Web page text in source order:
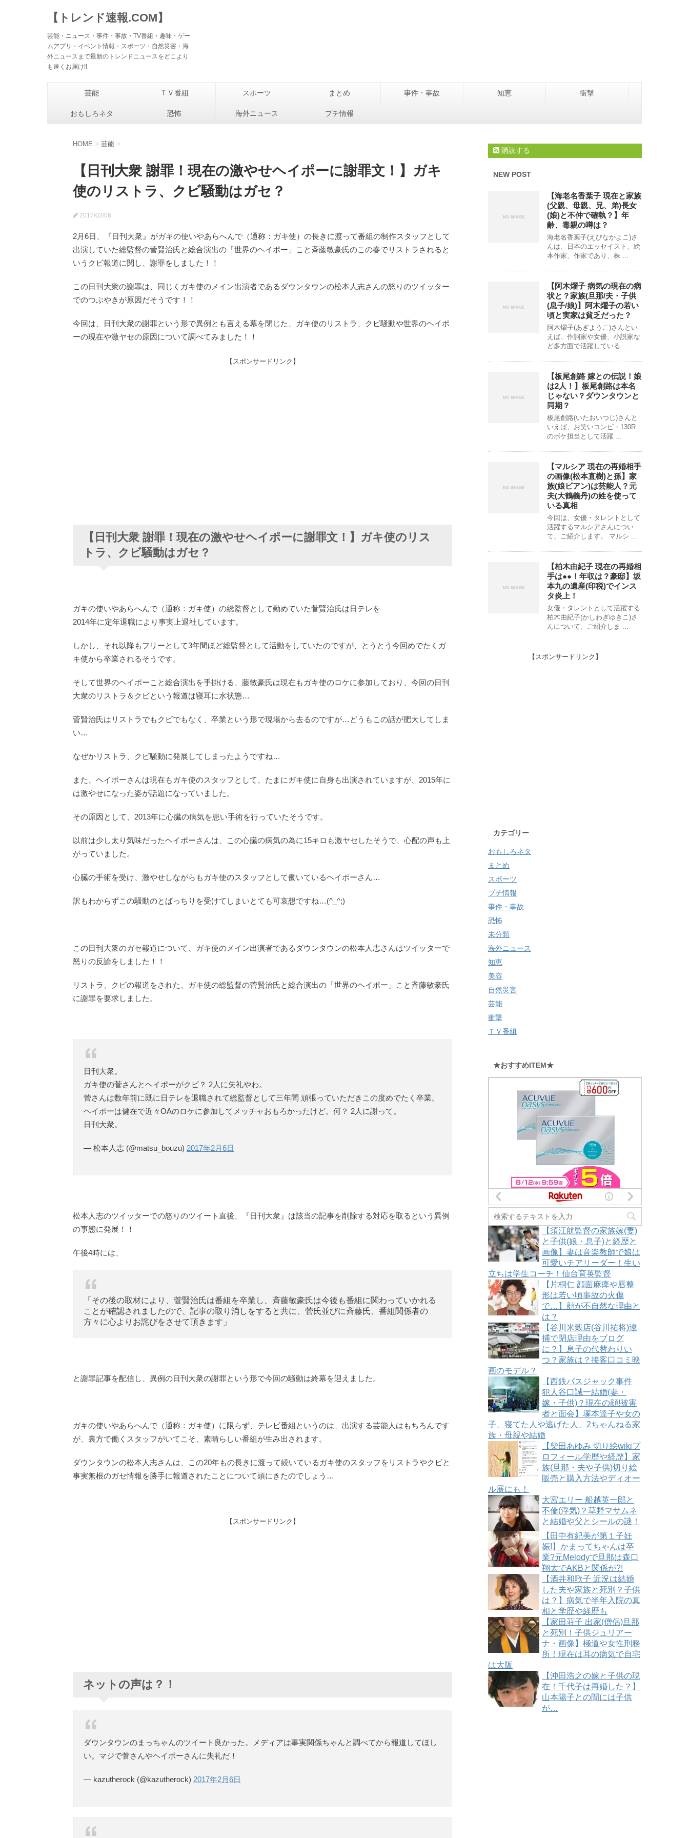
【トレンド速報.COM】
芸能・ニュース・事件・事故・TV番組・趣味・ゲー
ムアプリ・イベント情報・スポーツ・自然災害・海
外ニュースまで最新のトレンドニュースをどこより
も速くお届け!!
芸能 ＴＶ番組 スポーツ まとめ 事件・事故 知恵 衝撃
おもしろネタ 恐怖 海外ニュース プチ情報
HOME > 芸能 >
【日刊大衆 謝罪！現在の激やせヘイポーに謝罪文！】ガキ
使のリストラ、クビ騒動はガセ？
2017/02/06
2月6日、『日刊大衆』がガキの使いやあらへんで（通称：ガキ使）の長きに渡って番組の制作スタッフとして
出演していた総監督の菅賢治氏と総合演出の「世界のヘイポー」こと斉藤敏豪氏のこの春でリストラされると
いうクビ報道に関し、謝罪をしました！！
この日刊大衆の謝罪は、同じくガキ使のメイン出演者であるダウンタウンの松本人志さんの怒りのツイッター
でのつぶやきが原因だそうです！！
今回は、日刊大衆の謝罪という形で異例とも言える幕を閉じた、ガキ使のリストラ、クビ騒動や世界のヘイポ
ーの現在や激ヤセの原因について調べてみました！！
【スポンサードリンク】
【日刊大衆 謝罪！現在の激やせヘイポーに謝罪文！】ガキ使のリス
トラ、クビ騒動はガセ？
ガキの使いやあらへんで（通称：ガキ使）の総監督として勤めていた菅賢治氏は日テレを
2014年に定年退職により事実上退社しています。
しかし、それ以降もフリーとして3年間ほど総監督として活動をしていたのですが、とうとう今回めでたくガ
キ使から卒業されるそうです。
そして世界のヘイポーこと総合演出を手掛ける、藤敏豪氏は現在もガキ使のロケに参加しており、今回の日刊
大衆のリストラ＆クビという報道は寝耳に水状態…
菅賢治氏はリストラでもクビでもなく、卒業という形で現場から去るのですが…どうもこの話が肥大してしま
い…
なぜかリストラ、クビ騒動に発展してしまったようですね…
また、ヘイポーさんは現在もガキ使のスタッフとして、たまにガキ使に自身も出演されていますが、2015年に
は激やせになった姿が話題になっていました。
その原因として、2013年に心臓の病気を患い手術を行っていたそうです。
以前は少し太り気味だったヘイポーさんは、この心臓の病気の為に15キロも激ヤセしたそうで、心配の声も上
がっていました。
心臓の手術を受け、激やせしながらもガキ使のスタッフとして働いているヘイポーさん…
訳もわからずこの騒動のとばっちりを受けてしまいとても可哀想ですね…(^_^;)
この日刊大衆のガセ報道について、ガキ使のメイン出演者であるダウンタウンの松本人志さんはツイッターで
怒りの反論をしました！！
リストラ、クビの報道をされた、ガキ使の総監督の菅賢治氏と総合演出の「世界のヘイポー」こと斉藤敏豪氏
に謝罪を要求しました。
日刊大衆。
ガキ使の菅さんとヘイポーがクビ？ 2人に失礼やわ。
菅さんは数年前に既に日テレを退職されて総監督として三年間 頑張っていただきこの度めでたく卒業。
ヘイポーは健在で近々OAのロケに参加してメッチャおもろかったけど。何？ 2人に謝って。
日刊大衆。
— 松本人志 (@matsu_bouzu) 2017年2月6日
松本人志のツイッターでの怒りのツイート直後、『日刊大衆』は該当の記事を削除する対応を取るという異例
の事態に発展！！
午後4時には、
「その後の取材により、菅賢治氏は番組を卒業し、斉藤敏豪氏は今後も番組に関わっていかれる
ことが確認されましたので、記事の取り消しをすると共に、菅氏並びに斉藤氏、番組関係者の
方々に心よりお詫びをさせて頂きます」
と謝罪記事を配信し、異例の日刊大衆の謝罪という形で今回の騒動は終幕を迎えました。
ガキの使いやあらへんで（通称：ガキ使）に限らず、テレビ番組というのは、出演する芸能人はもちろんです
が、裏方で働くスタッフがいてこそ、素晴らしい番組が生み出されます。
ダウンタウンの松本人志さんは、この20年もの長きに渡って続いているガキ使のスタッフをリストラやクビと
事実無根のガセ情報を勝手に報道されたことについて頭にきたのでしょう…
【スポンサードリンク】
ネットの声は？！
ダウンタウンのまっちゃんのツイート良かった。メディアは事実関係ちゃんと調べてから報道してほし
い。マジで菅さんやヘイポーさんに失礼だ！
— kazutherock (@kazutherock) 2017年2月6日
購読する
NEW POST
【海老名香葉子 現在と家族
(父親、母親、兄、弟)長女
(娘)と不仲で確執？】年
齢、毒親の噂は？
海老名香葉子(えびなかよこ)さ
んは、日本のエッセイスト、絵
本作家、作家であり、株 ...
【阿木燿子 病気の現在の病
状と？家族(旦那/夫・子供
(息子/娘)】阿木燿子の若い
頃と実家は貧乏だった？
阿木燿子(あぎようこ)さんとい
えば、作詞家や女優、小説家な
ど多方面で活躍している ...
【板尾創路 嫁との伝説！娘
は2人！】板尾創路は本名
じゃない？ダウンタウンと
同期？
板尾創路(いたおいつじ)さんと
いえば、お笑いコンビ・130R
のボケ担当として活躍 ...
【マルシア 現在の再婚相手
の画像(松本直樹)と孫】家
族(娘ビアン)は芸能人？元
夫(大鶴義丹)の姓を使って
いる真相
今回は、女優・タレントとして
活躍するマルシアさんについ
て、ご紹介します。 マルシ ...
【柏木由紀子 現在の再婚相
手は●●！年収は？豪邸】坂
本九の遺産(印税)でインス
タ炎上！
女優・タレントとして活躍する
柏木由紀子(かしわぎゆきこ)さ
んについて、ご紹介しま ...
【スポンサードリンク】
カテゴリー
おもしろネタ
まとめ
スポーツ
プチ情報
事件・事故
恐怖
未分類
海外ニュース
知恵
美容
自然災害
芸能
衝撃
ＴＶ番組
★おすすめITEM★
【須江航監督の家族嫁(妻)
と子供(娘・息子)と経歴と
画像】妻は音楽教師で娘は
可愛いチアリーダー！生い
立ちは学生コーチ！仙台育英監督
【片桐仁 顔面麻痺や唇整
形は若い頃事故の火傷
で…】顔が不自然な理由と
は？
【谷川米穀店(谷川祐将)逮
捕で閉店理由をブログ
に？】息子の代替わりい
つ？家族は？接客口コミ映
画のモデル？
【西鉄バスジャック事件
犯人谷口誠一結婚(妻・
嫁・子供)？現在の顔!被害
者と面会】塚本達子や女の
子、寝てた人や逃げた人、2ちゃんねる家
族・母親や結婚
【柴田あゆみ 切り絵wikiプ
ロフィール学歴や経歴】家
族(旦那・夫や子供)切り絵
販売と購入方法やディオー
ル展にも！
大宮エリー 船越英一郎と
不倫(浮気)？草野マサムネ
と結婚や父とシールの謎！
【田中有紀美が第１子妊
娠!】かまってちゃんは卒
業?元Melodyで旦那は森口
翔太でAKBと関係が?!
【酒井和歌子 近況は結婚
した夫や家族と死別？子供
は？】病気で半年入院の真
相と学歴や経歴も
【家田荘子 出家(僧侶)旦那
と死別！子供ジュリアー
ナ・画像】極道や女性刑務
所！現在は耳の病気で自宅
は大阪
【沖田浩之の嫁と子供の現
在！千代子は再婚した？】
山本陽子との間には子供
が…